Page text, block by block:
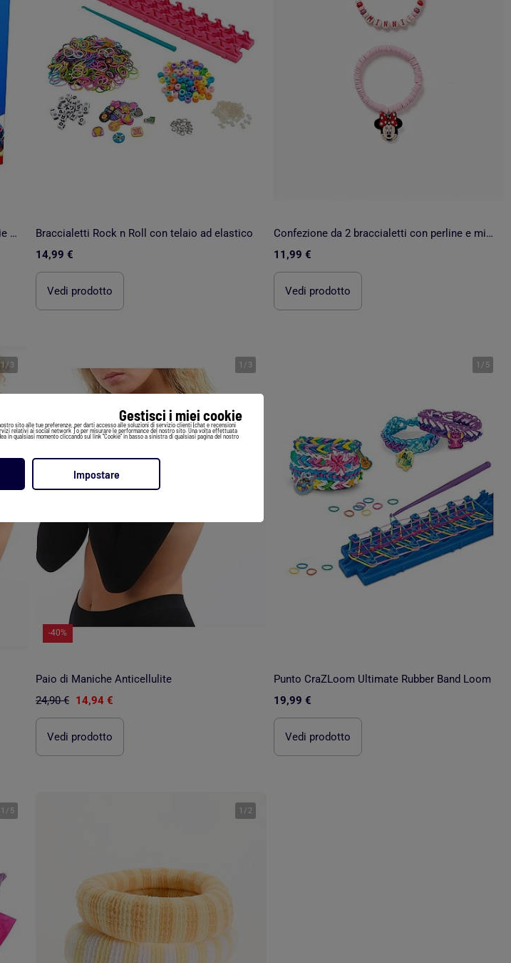
Gestisci i miei cookie
sito alle tue preferenze, per darti accesso alle soluzioni di servizio clienti (chat e recensioni
relativi ai social network ] o per misurare le performance del nostro sito. Una volta effettuata
in qualsiasi momento cliccando sul link "Cookie" in basso a sinistra di qualsiasi pagina del nostro
Impostare
Orologio digitale Stitch con funzione Walkie Talkies, distanza fino a 200m
Braccialetti Rock n Roll con telaio ad elastico
14,99 €
Vedi prodotto
Confezione da 2 braccialetti con perline e minnie
11,99 €
Vedi prodotto
1 / 3 1 / 3
-40%
Paio di Maniche Anticellulite
24,90 € 14,94 €
Vedi prodotto
1 / 5
Punto CraZLoom Ultimate Rubber Band Loom
19,99 €
Vedi prodotto
1 / 5 1 / 2